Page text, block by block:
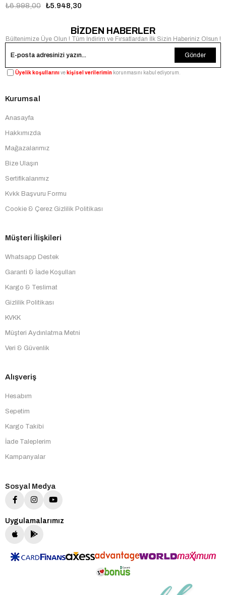
₺5.948,30
₺6.998,00
BİZDEN HABERLER
Bültenimize Üye Olun ! Tüm İndirim ve Fırsatlardan İlk Sizin Haberiniz Olsun !
Gönder
Üyelik koşullarınıve kişisel verilerimin korunmasını kabul ediyorum.
Kurumsal
Anasayfa
Hakkımızda
Mağazalarımız
Bize Ulaşın
Sertifikalarımız
Kvkk Başvuru Formu
Cookie & Çerez Gizlilik Politikası
Müşteri İlişkileri
Whatsapp Destek
Garanti & İade Koşulları
Kargo & Teslimat
Gizlilik Politikası
KVKK
Müşteri Aydınlatma Metni
Veri & Güvenlik
Alışveriş
Hesabım
Sepetim
Kargo Takibi
İade Taleplerim
Kampanyalar
Sosyal Medya
Uygulamalarımız